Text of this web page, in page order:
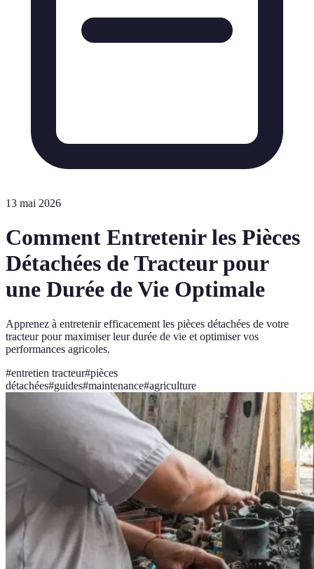
13 mai 2026
Comment Entretenir les Pièces
Détachées de Tracteur pour
une Durée de Vie Optimale
Apprenez à entretenir efficacement les pièces détachées de votre
tracteur pour maximiser leur durée de vie et optimiser vos
performances agricoles.
#entretien tracteur#pièces
détachées#guides#maintenance#agriculture